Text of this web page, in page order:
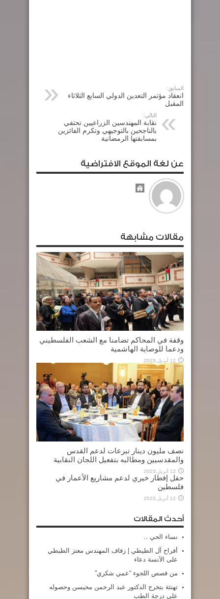
السابق:
انعقاد مؤتمر التعدين الدولي السابع الثلاثاء
المقبل
التالي:
نقابة المهندسين الزراعيين تحتفي
بالناجحين بالتوجيهي وتكرم الفائزين
بمسابقتها الرمضانية
عن لغة الموقع الافتراضية
مقالات مشابهة
وقفة في المحاكم تضامنا مع الشعب الفلسطيني
ودعما للوصاية الهاشمية
12 أبريل,2023
نصف مليون دينار تبرعات لدعم القدس
والمقدسيين ومطالبه بتفعيل اللجان النقابية
12 أبريل,2023
حفل إفطار خيري لدعم مشاريع الأعمار في
فلسطين
12 أبريل,2023
أحدث المقالات
نساء الحي ..
أفراح آل الطيطي | زفاف المهندس معتز الطيطي
على الآنسة دعاء
من قصص اللجوء “عمي شكري”
تهنئة بتخرج الدكتور عبد الرحمن محيسن وحصوله
على درجة الطب